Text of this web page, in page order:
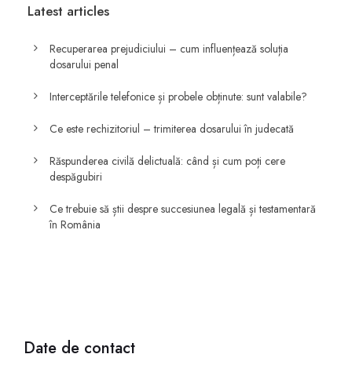
Latest articles
Recuperarea prejudiciului – cum influențează soluția
dosarului penal
Interceptările telefonice și probele obținute: sunt valabile?
Ce este rechizitoriul – trimiterea dosarului în judecată
Răspunderea civilă delictuală: când și cum poți cere
despăgubiri
Ce trebuie să știi despre succesiunea legală și testamentară
în România
Date de contact